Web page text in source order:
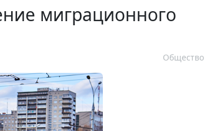
миграционного
Общество